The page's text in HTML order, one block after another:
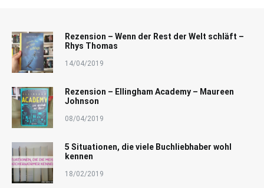
Rezension – Wenn der Rest der Welt schläft –
Rhys Thomas
14/04/2019
Rezension – Ellingham Academy – Maureen
Johnson
08/04/2019
5 Situationen, die viele Buchliebhaber wohl
kennen
18/02/2019